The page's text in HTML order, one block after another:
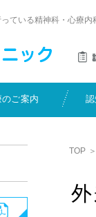
ている精神科・心療内
のご案内
TOP ＞